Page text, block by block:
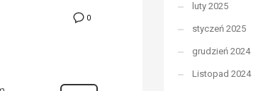
0
luty 2025
styczeń 2025
grudzień 2024
Listopad 2024